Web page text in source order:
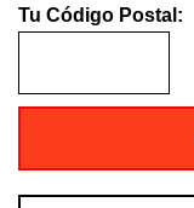
Tu Código Postal: